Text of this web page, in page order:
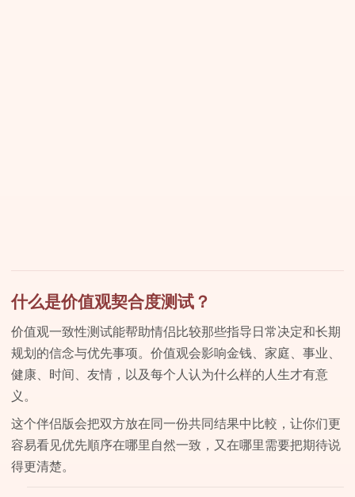
什么是价值观契合度测试？
价值观一致性测试能帮助情侣比较那些指导日常决定和长期
规划的信念与优先事项。价值观会影响金钱、家庭、事业、
健康、时间、友情，以及每个人认为什么样的人生才有意
义。
这个伴侣版会把双方放在同一份共同结果中比較，让你们更
容易看见优先順序在哪里自然一致，又在哪里需要把期待说
得更清楚。